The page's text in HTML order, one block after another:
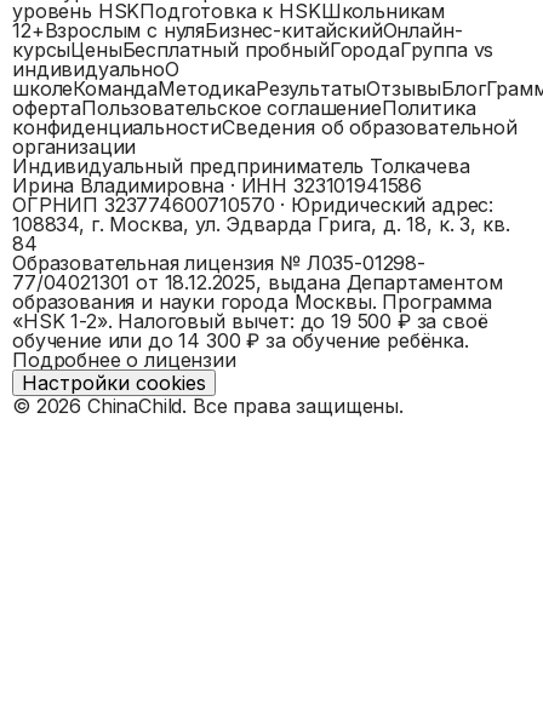
уровень HSKПодготовка к HSKШкольникам
12+Взрослым с нуляБизнес-китайскийОнлайн-
курсыЦеныБесплатный пробныйГородаГруппа vs
индивидуальноО
школеКомандаМетодикаРезультатыОтзывыБлог
офертаПользовательское соглашениеПолитика
конфиденциальностиСведения об образовательной
организации
Индивидуальный предприниматель Толкачева
Ирина Владимировна· ИНН323101941586
ОГРНИП 323774600710570 · Юридический адрес:
108834, г. Москва, ул. Эдварда Грига, д. 18, к. 3, кв.
84
Образовательная лицензия № Л035-01298-
77/04021301 от 18.12.2025, выдана Департаментом
образования и науки города Москвы. Программа
«HSK 1-2». Налоговый вычет: до 19 500 ₽ за своё
обучение или до 14 300 ₽ за обучение ребёнка.
Подробнее о лицензии
Настройки cookies
© 2026 ChinaChild. Все права защищены.